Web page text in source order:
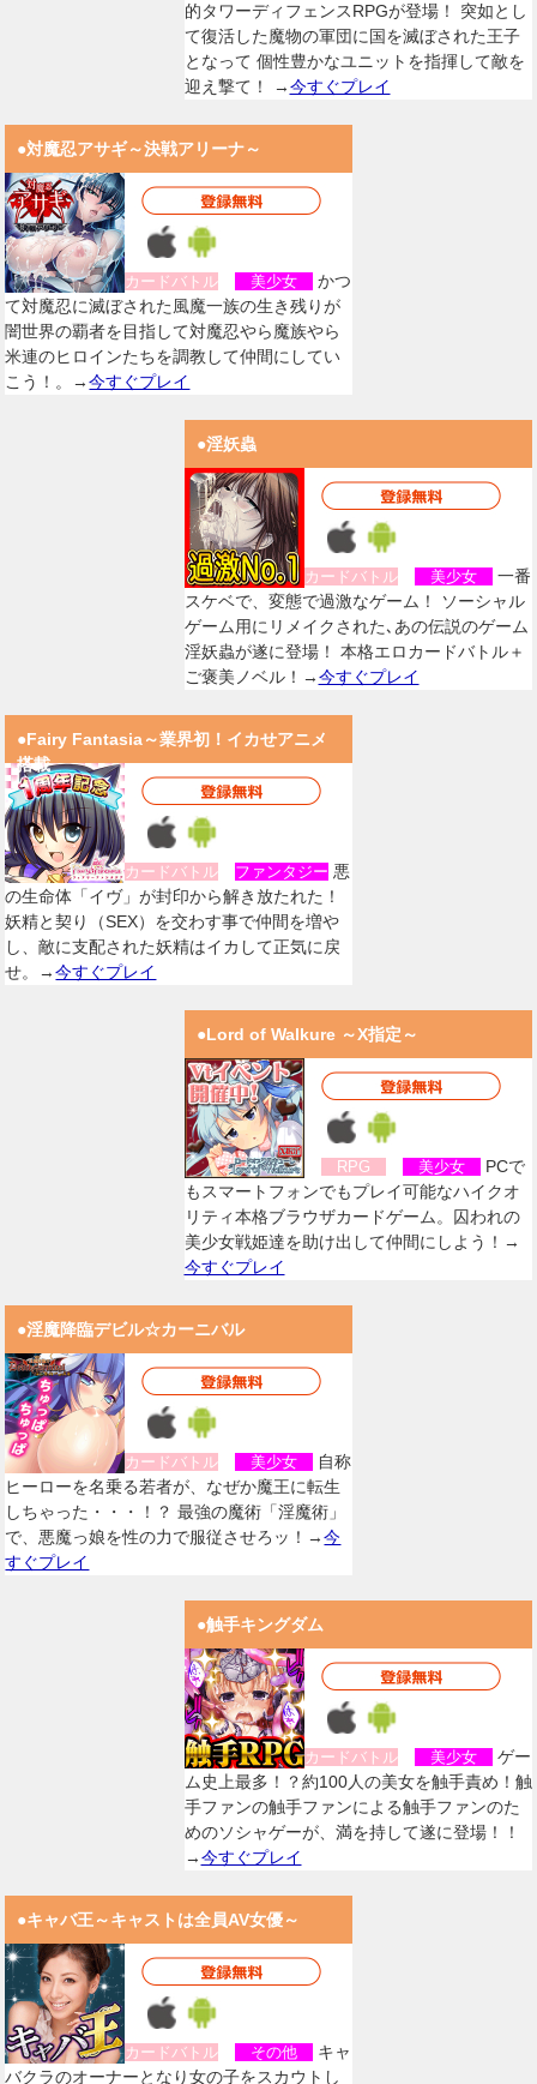
的タワーディフェンスRPGが登場！ 突如とし
て復活した魔物の軍団に国を滅ぼされた王子
となって 個性豊かなユニットを指揮して敵を
迎え撃て！ →今すぐプレイ
●対魔忍アサギ～決戦アリーナ～
カードバトル 美少女
かつ
て対魔忍に滅ぼされた風魔一族の生き残りが
闇世界の覇者を目指して対魔忍やら魔族やら
米連のヒロインたちを調教して仲間にしてい
こう！。→今すぐプレイ
●淫妖蟲
カードバトル 美少女
一番
スケベで、変態で過激なゲーム！ ソーシャル
ゲーム用にリメイクされた､あの伝説のゲーム
淫妖蟲が遂に登場！ 本格エロカードバトル＋
ご褒美ノベル！→今すぐプレイ
●Fairy Fantasia～業界初！イカせアニメ
搭載
カードバトル ファンタジー 悪
の生命体「イヴ」が封印から解き放たれた！
妖精と契り（SEX）を交わす事で仲間を増や
し、敵に支配された妖精はイカして正気に戻
せ。→今すぐプレイ
●Lord of Walkure ～X指定～
RPG 美少女
PCで
もスマートフォンでもプレイ可能なハイクオ
リティ本格ブラウザカードゲーム。囚われの
美少女戦姫達を助け出して仲間にしよう！→
今すぐプレイ
●淫魔降臨デビル☆カーニバル
カードバトル 美少女
自称
ヒーローを名乗る若者が、なぜか魔王に転生
しちゃった・・・！？ 最強の魔術「淫魔術」
で、悪魔っ娘を性の力で服従させろッ！→今
すぐプレイ
●触手キングダム
カードバトル 美少女
ゲー
ム史上最多！？約100人の美女を触手責め！触
手ファンの触手ファンによる触手ファンのた
めのソシャゲーが、満を持して遂に登場！！
→今すぐプレイ
●キャバ王～キャストは全員AV女優～
カードバトル その他
キャ
バクラのオーナーとなり女の子をスカウトし